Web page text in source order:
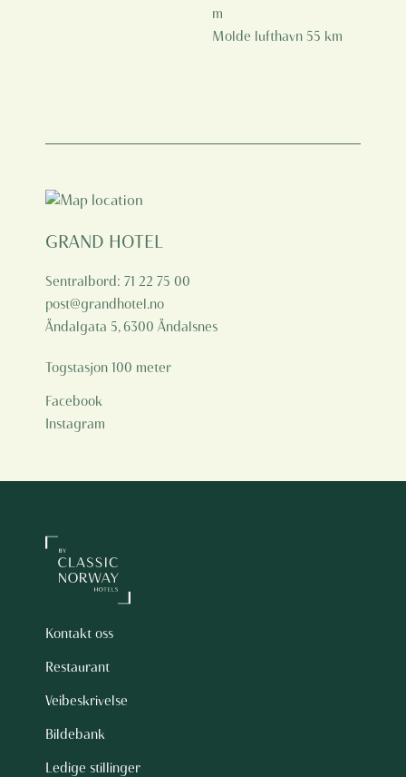
m
Molde lufthavn 55 km
GRAND HOTEL
Sentralbord: 71 22 75 00
post@grandhotel.no
Åndalgata 5, 6300 Åndalsnes
Togstasjon 100 meter
Facebook
Instagram
Kontakt oss
Restaurant
Veibeskrivelse
Bildebank
Ledige stillinger